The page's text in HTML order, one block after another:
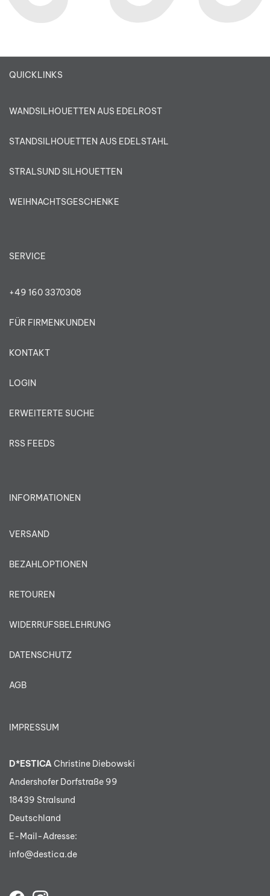
QUICKLINKS
WANDSILHOUETTEN AUS EDELROST
STANDSILHOUETTEN AUS EDELSTAHL
STRALSUND SILHOUETTEN
WEIHNACHTSGESCHENKE
SERVICE
+49 160 3370308
FÜR FIRMENKUNDEN
KONTAKT
LOGIN
ERWEITERTE SUCHE
RSS FEEDS
INFORMATIONEN
VERSAND
BEZAHLOPTIONEN
RETOUREN
WIDERRUFSBELEHRUNG
DATENSCHUTZ
AGB
IMPRESSUM
D*ESTICAChristine Diebowski
Andershofer Dorfstraße 99
18439 Stralsund
Deutschland
E-Mail-Adresse:
info@destica.de